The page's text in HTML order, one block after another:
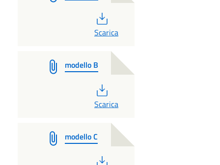
PDF
Scarica
modello B
PDF
Scarica
modello C